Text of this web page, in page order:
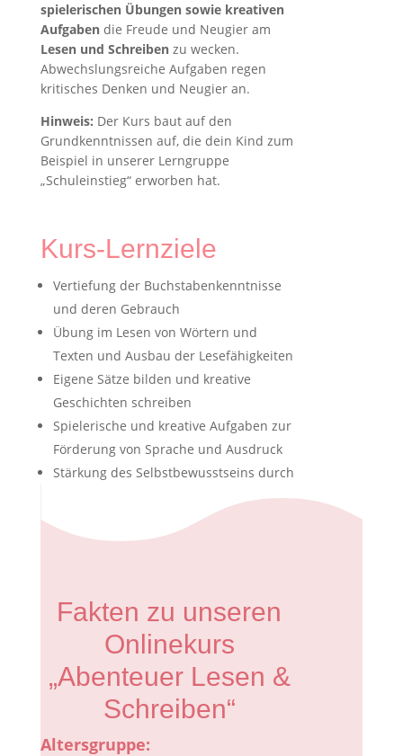
spielerischen Übungen sowie kreativen
Aufgabendie Freude und Neugier am
Lesen und Schreibenzu wecken.
Abwechslungsreiche Aufgaben regen
kritisches Denken und Neugier an.
Hinweis: Der Kurs baut auf den
Grundkenntnissen auf, die dein Kind zum
Beispiel in unserer Lerngruppe
„Schuleinstieg“ erworben hat.
Kurs-Lernziele
Vertiefung der Buchstabenkenntnisse
und deren Gebrauch
Übung im Lesen von Wörtern und
Texten und Ausbau der Lesefähigkeiten
Eigene Sätze bilden und kreative
Geschichten schreiben
Spielerische und kreative Aufgaben zur
Förderung von Sprache und Ausdruck
Stärkung des Selbstbewusstseins durch
Fakten zu unseren
Onlinekurs
„Abenteuer Lesen &
Schreiben“
Altersgruppe: